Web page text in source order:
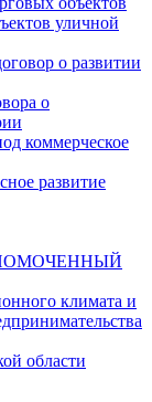
уличной
о развитии
о
коммерческое
развитие
климата и
области